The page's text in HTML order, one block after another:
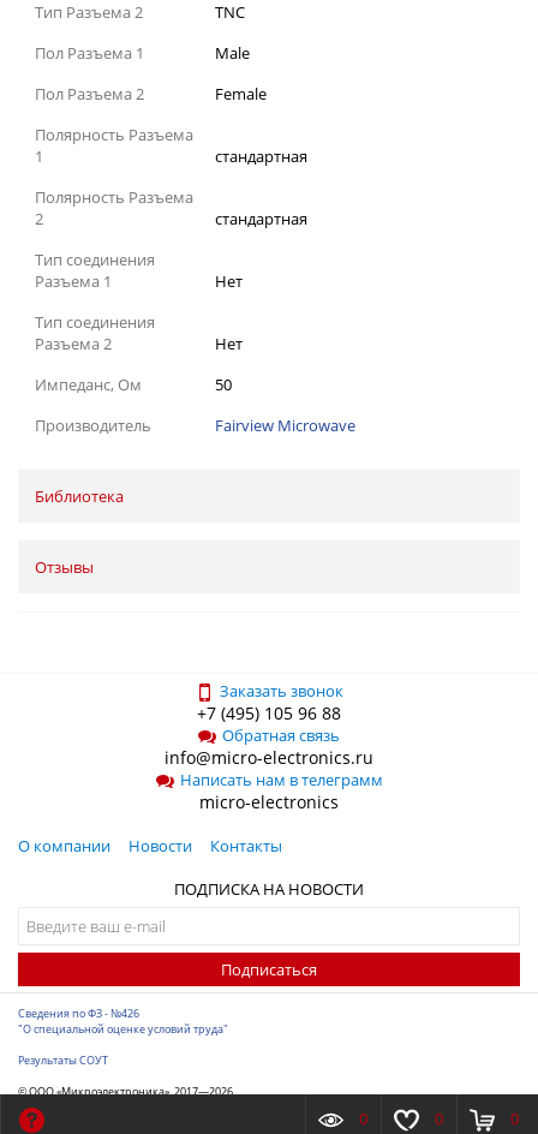
Тип Разъема 2
TNC
Пол Разъема 1
Male
Пол Разъема 2
Female
Полярность Разъема
1
стандартная
Полярность Разъема
2
стандартная
Тип соединения
Разъема 1
Нет
Тип соединения
Разъема 2
Нет
Импеданс, Ом
50
Производитель
Fairview Microwave
Библиотека
Отзывы
Заказать звонок
+7 (495) 105 96 88
Обратная связь
info@micro-electronics.ru
Написать нам в телеграмм
micro-electronics
О компании Новости
Контакты
ПОДПИСКА НА НОВОСТИ
Подписаться
Сведения по ФЗ - №426
"О специальной оценке условий труда"
Результаты СОУТ
© ООО «Микроэлектроника», 2017—2026
Разработка сайта
0 0 0